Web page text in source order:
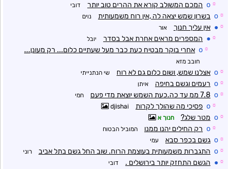
☼
o המכם המשולב קורא את ההרים טוב יותר דובי
☼
o בשרון שמש יצאה לה ,אין רוח משמעותית נוים
☼
● אין עליך חנוך אור
☼
● המספרים מראים אחרת אבל בסדר יובל
☼
o אחרי בוקר מבטיח כעת כבר מעל שעתיים כלום... רק מעונן...
חובב מזא
☼
o אצלנו שמש, ושום כלום גם לא רוח שי הנתנייתי
☼
o רעמים וגשם בחיפה איתן
☼
o 7.8 ממ עד כה.כעת השמש יוצאת מדי פעם חמי
☼
o פסיכי מה שהולך לקרות djishai
☼
o מטר שלג? חנוך א
☼
o רק החילים יהנו ממנו המוביל הבטוח
☼
o גשם בכפר סבא עמי
☼
o התגברות משמעותית בעוצמת הרוח. שוב החל גשם בתל אביב רוני
☼
● הגשם התחזק יותר בירושלים . דובי